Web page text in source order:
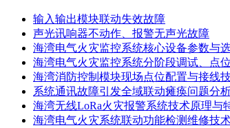
输入输出模块联动失效故障
声光讯响器不动作、报警无声光故障
海湾电气火灾监控系统核心设备参数与
海湾电气火灾监控系统分阶段调试、点
海湾消防控制模块现场点位配置与接线
系统通讯故障引发全域联动瘫痪问题分
海湾无线LoRa火灾报警系统技术原理与
海湾电气火灾系统联动功能检测维修技